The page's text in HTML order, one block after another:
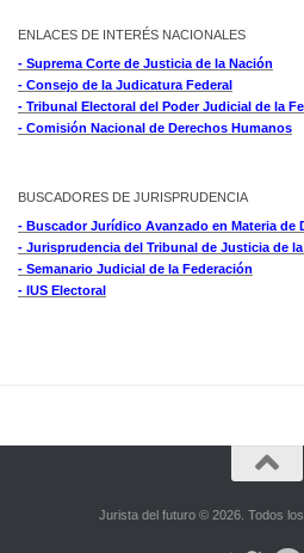
ENLACES DE INTERÉS NACIONALES
- Suprema Corte de Justicia de la Nación
- Consejo de la Judicatura Federal
- Tribunal Electoral del Poder Judicial de la
- Comisión Nacional de Derechos Humanos
BUSCADORES DE JURISPRUDENCIA
- Buscador Jurídico Avanzado en Materia de
- Jurisprudencia del Tribunal de Justicia de
- Semanario Judicial de la Federación
- IUS Electoral
Jurista del futuro © 2026. Todos